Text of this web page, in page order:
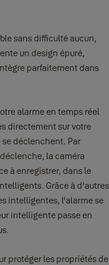
sans difficulté aucun,
un design épuré,
parfaitement dans
alarme en temps réel
directement sur votre
déclenchent. Par
la caméra
à enregistrer, dans le
Grâce à d'autres
intelligentes, l'alarme se
intelligente passe en
protéger les propriétés de